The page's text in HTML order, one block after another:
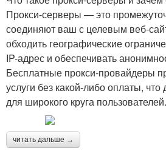
Прокси-серверы — это
соединяют ваш с целевым веб-
обходить географические
IP-адрес и обеспечивать
Бесплатные прокси-провайдеры
услуги без какой-либо оплаты,
для широкого круга пользователей.
читать дальше →